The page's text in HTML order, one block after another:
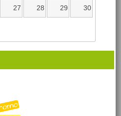
27 28 29 30